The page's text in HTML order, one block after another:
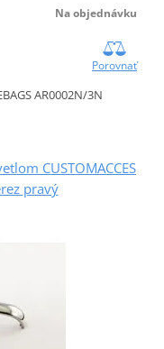
Na objednávku
Porovnať
AR0002N/3N
CUSTOMACCES
pravý